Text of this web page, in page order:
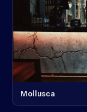
Mollusca